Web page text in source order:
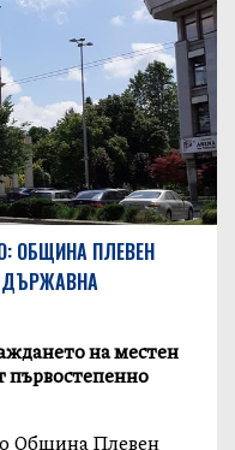
ОБЩИНА ПЛЕВЕН
ДЪРЖАВНА
на местен
първостепенно
Община Плевен